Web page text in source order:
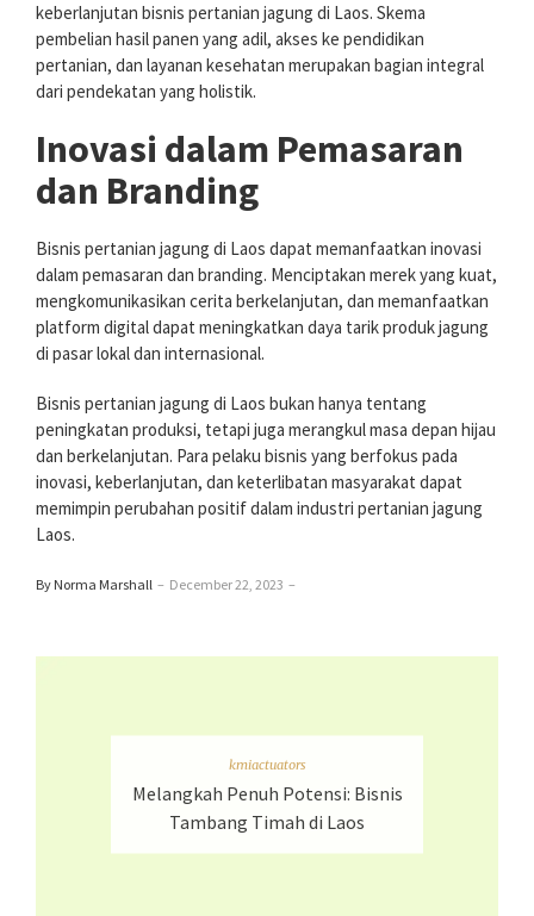
keberlanjutan bisnis pertanian jagung di Laos. Skema
pembelian hasil panen yang adil, akses ke pendidikan
pertanian, dan layanan kesehatan merupakan bagian integral
dari pendekatan yang holistik.
Inovasi dalam Pemasaran
dan Branding
Bisnis pertanian jagung di Laos dapat memanfaatkan inovasi
dalam pemasaran dan branding. Menciptakan merek yang kuat,
mengkomunikasikan cerita berkelanjutan, dan memanfaatkan
platform digital dapat meningkatkan daya tarik produk jagung
di pasar lokal dan internasional.
Bisnis pertanian jagung di Laos bukan hanya tentang
peningkatan produksi, tetapi juga merangkul masa depan hijau
dan berkelanjutan. Para pelaku bisnis yang berfokus pada
inovasi, keberlanjutan, dan keterlibatan masyarakat dapat
memimpin perubahan positif dalam industri pertanian jagung
Laos.
By Norma Marshall – December 22, 2023 –
kmiactuators
Melangkah Penuh Potensi: Bisnis
Tambang Timah di Laos